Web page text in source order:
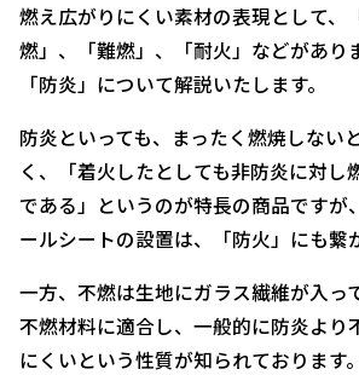
燃え広がりにくい素材の表現として、
燃」、「難燃」、「耐火」などがあり
「防炎」について解説いたします。
防炎といっても、まったく燃焼しない
く、「着火したとしても非防炎に対し
である」というのが特長の商品ですが
ールシートの設置は、「防火」にも繋
一方、不燃は生地にガラス繊維が入っ
不燃材料に適合し、一般的に防炎より
にくいという性質が知られております